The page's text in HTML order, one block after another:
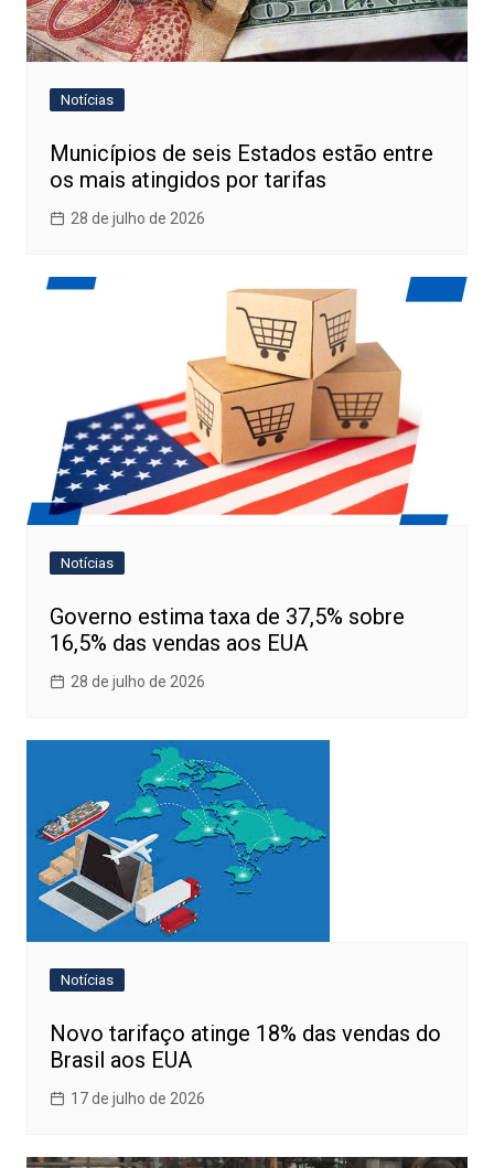
Notícias
Municípios de seis Estados estão entre
os mais atingidos por tarifas
28 de julho de 2026
Notícias
Governo estima taxa de 37,5% sobre
16,5% das vendas aos EUA
28 de julho de 2026
Notícias
Novo tarifaço atinge 18% das vendas do
Brasil aos EUA
17 de julho de 2026